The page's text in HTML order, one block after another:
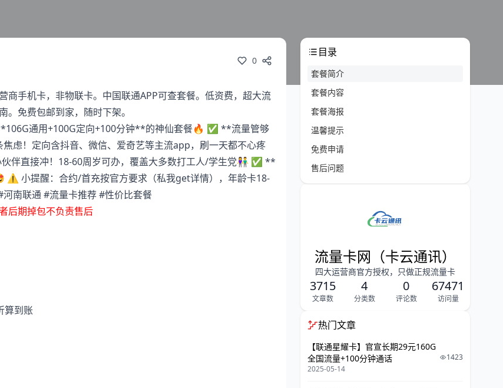
0
商手机卡，非物联卡。中国联通APP可查套餐。低资费，超大流
免费包邮到家，随时下架。
通用+100G定向+100分钟**的神仙套餐🔥 ✅ **流量管够
虑！定向含抖音、微信、爱奇艺等主流app，刷一天都不心疼
伴直接冲！18-60周岁可办，覆盖大多数打工人/学生党👫 ✅ **
⚠️ 小提醒：合约/首充按官方要求（私我get详情），年龄卡18-
南联通 #流量卡推荐 #性价比套餐
后期掉包不负责售后
算到账
目录
套餐简介
套餐内容
套餐海报
温馨提示
免费申请
售后问题
流量卡网（卡云通讯）
四大运营商官方授权，只做正规流量卡
3715
文章数
4
分类数
0
评论数
67471
访问量
热门文章
【联通星耀卡】官宣长期29元160G
全国流量+100分钟通话
2025-05-14
1423